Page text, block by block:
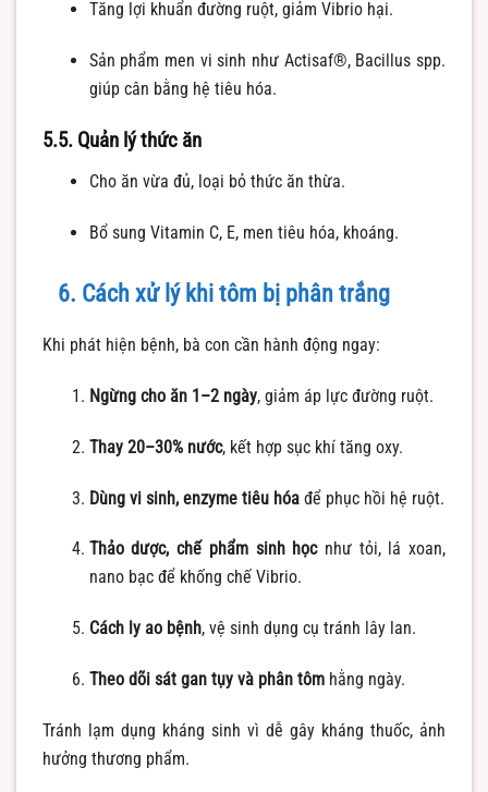
Tăng lợi khuẩn đường ruột, giảm Vibrio hại.
Sản phẩm men vi sinh như Actisaf®, Bacillus spp.
giúp cân bằng hệ tiêu hóa.
5.5. Quản lý thức ăn
Cho ăn vừa đủ, loại bỏ thức ăn thừa.
Bổ sung Vitamin C, E, men tiêu hóa, khoáng.
6. Cách xử lý khi tôm bị phân trắng
Khi phát hiện bệnh, bà con cần hành động ngay:
Ngừng cho ăn 1–2 ngày, giảm áp lực đường ruột.
Thay 20–30% nước, kết hợp sục khí tăng oxy.
Dùng vi sinh, enzyme tiêu hóađể phục hồi hệ ruột.
Thảo dược, chế phẩm sinh họcnhư tỏi, lá xoan,
nano bạc để khống chế Vibrio.
Cách ly ao bệnh, vệ sinh dụng cụ tránh lây lan.
Theo dõi sát gan tụy và phân tômhằng ngày.
Tránh lạm dụng kháng sinh vì dễ gây kháng thuốc, ảnh
hưởng thương phẩm.